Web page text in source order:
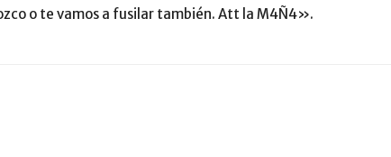
o te vamos a fusilar también. Att la M4Ñ4».